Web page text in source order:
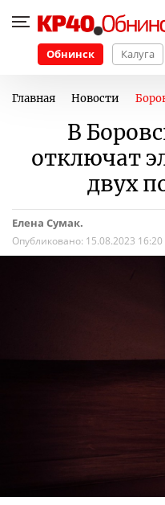
Обнинск Калуга
Главная Новости
В
отключат
двух
Елена Сумак.
Опубликовано: 15.08.2023 16:20